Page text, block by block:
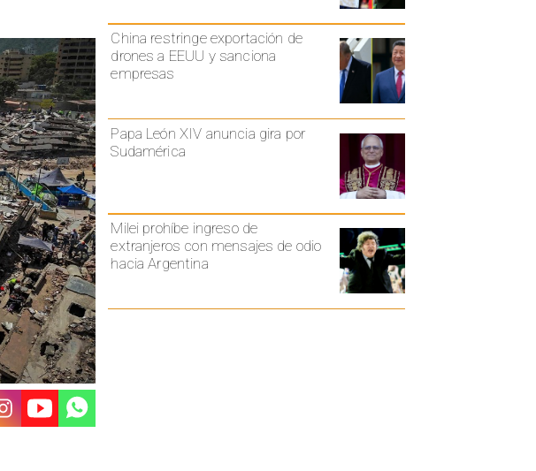
China restringe exportación de
drones a EEUU y sanciona
empresas
Papa León XIV anuncia gira por
Sudamérica
Milei prohíbe ingreso de
extranjeros con mensajes de odio
hacia Argentina